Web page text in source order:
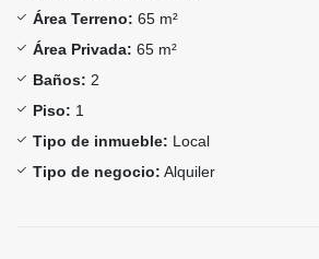
Área Terreno: 65 m²
Área Privada: 65 m²
Baños: 2
Piso: 1
Tipo de inmueble: Local
Tipo de negocio: Alquiler